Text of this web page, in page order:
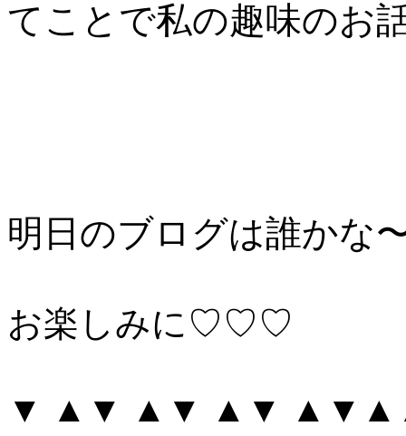
てことで私の趣味の
明日のブログは誰かな
お楽しみに♡♡♡
▼ ▲▼ ▲▼ ▲▼